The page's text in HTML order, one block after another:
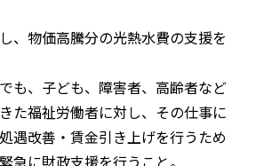
、物価高騰分の光熱水費の支援を
も、子ども、障害者、高齢者など
た福祉労働者に対し、その仕事に
遇改善・賃金引き上げを行うため
急に財政支援を行うこと。